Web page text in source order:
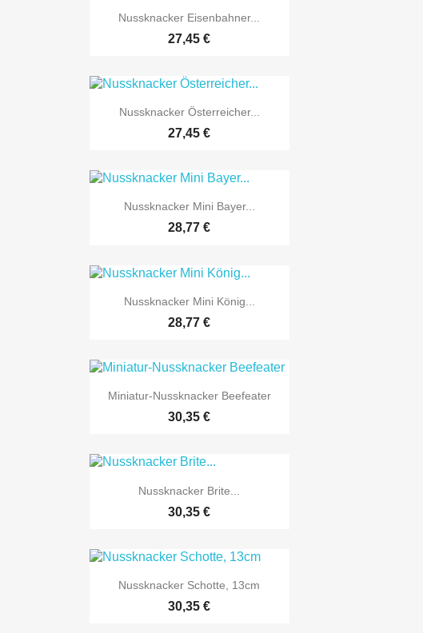
 Vorschau
Nussknacker Eisenbahner...
27,45 €
 Vorschau
Nussknacker Österreicher...
27,45 €
 Vorschau
Nussknacker Mini Bayer...
28,77 €
 Vorschau
Nussknacker Mini König...
28,77 €
 Vorschau
Miniatur-Nussknacker Beefeater
30,35 €
 Vorschau
Nussknacker Brite...
30,35 €
 Vorschau
Nussknacker Schotte, 13cm
30,35 €